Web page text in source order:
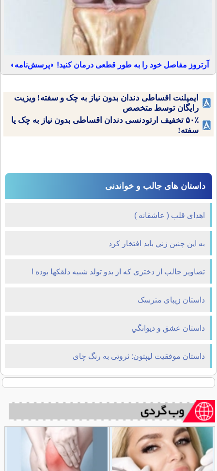
آرتروز مفاصل خود را به طور قطعی درمان کنید! ◗پرسش‌نامه◖
ایمپلنت اقساطی دندان بدون نیاز به چک و سفته! ویزیت
رایگان توسط متخصص
۵۰٪ تخفیف ارتودنسی دندان اقساطی بدون نیاز به چک یا
سفته!
داستان های جالب و خواندنی
اهدای قلب ( عاشقانه )
به اين چنين زني بايد افتخار كرد
تصاویر جالب از دختری که از بدو تولد شبیه دلقکها بوده !
داستان زیبای مترسک
داستان عشق و ديوانگي
داستان موفقیت لیپتون: ثروتی به رنگ چای